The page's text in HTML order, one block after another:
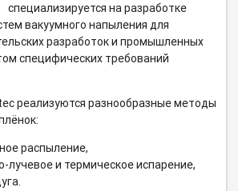
специализируется на разработке
вакуумного напыления для
разработок и промышленных
специфических требований
реализуются разнообразные методы
распыление,
лучевоеи термическое испарение,